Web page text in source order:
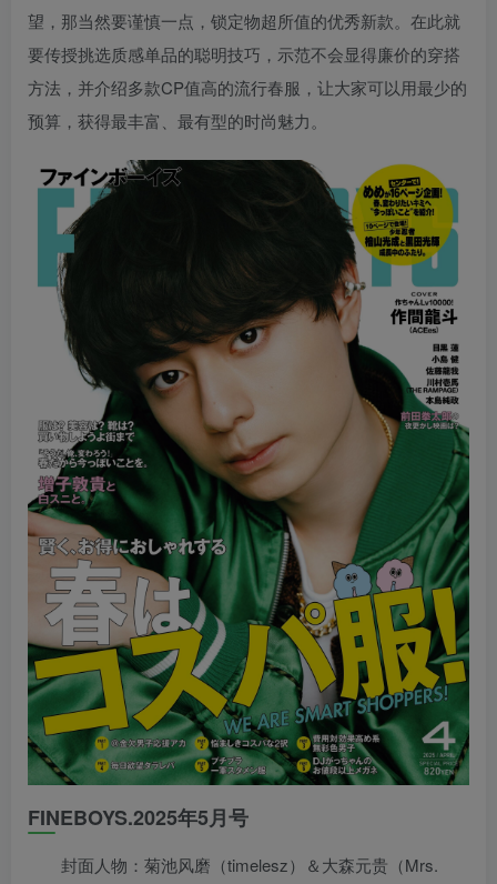
望，那当然要谨慎一点，锁定物超所值的优秀新款。在此就
要传授挑选质感单品的聪明技巧，示范不会显得廉价的穿搭
方法，并介绍多款CP值高的流行春服，让大家可以用最少的
预算，获得最丰富、最有型的时尚魅力。
FINEBOYS.2025年5月号
封面人物：菊池风磨（timelesz）＆大森元贵（Mrs.